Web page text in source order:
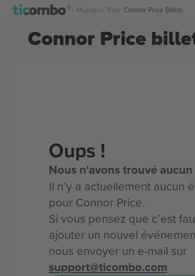
Musique Rap Connor Price Billets
Connor Price
Oups !
Nous n'avons trouvé
Il n’y a actuellement aucun
pour Connor Price.
Si vous pensez que c’est
ajouter un nouvel
nous envoyer un e-mail sur
support@ticombo.com